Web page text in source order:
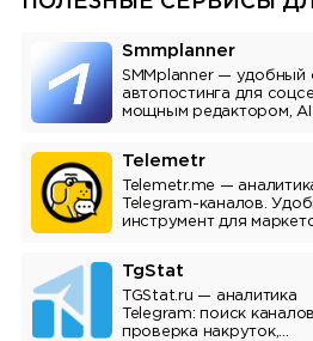
Smmplanner
SMMplanner — удобный
автопостинга для
мощным редактором,
Telemetr
Telemetr.me —
Telegram-каналов.
инструмент для
TgStat
TGStat.ru — аналитика
Telegram: поиск каналов,
проверка накруток,